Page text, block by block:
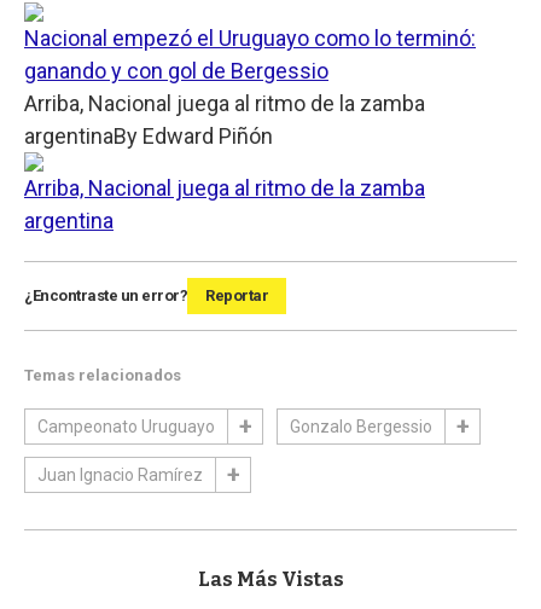
Nacional empezó el Uruguayo como lo terminó:
ganando y con gol de Bergessio
Arriba, Nacional juega al ritmo de la zamba
argentinaBy Edward Piñón
Arriba, Nacional juega al ritmo de la zamba
argentina
¿Encontraste un error? Reportar
Temas relacionados
Campeonato Uruguayo Gonzalo Bergessio
Juan Ignacio Ramírez
Las Más Vistas